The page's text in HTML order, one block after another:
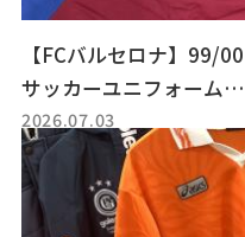
【FCバルセロナ】99/00
サッカーユニフォーム復
刻版入荷！背番号7ルイ
ス・フィーゴ選手のユニ
フォームを小牧店でチェ
ック！
2026.07.03